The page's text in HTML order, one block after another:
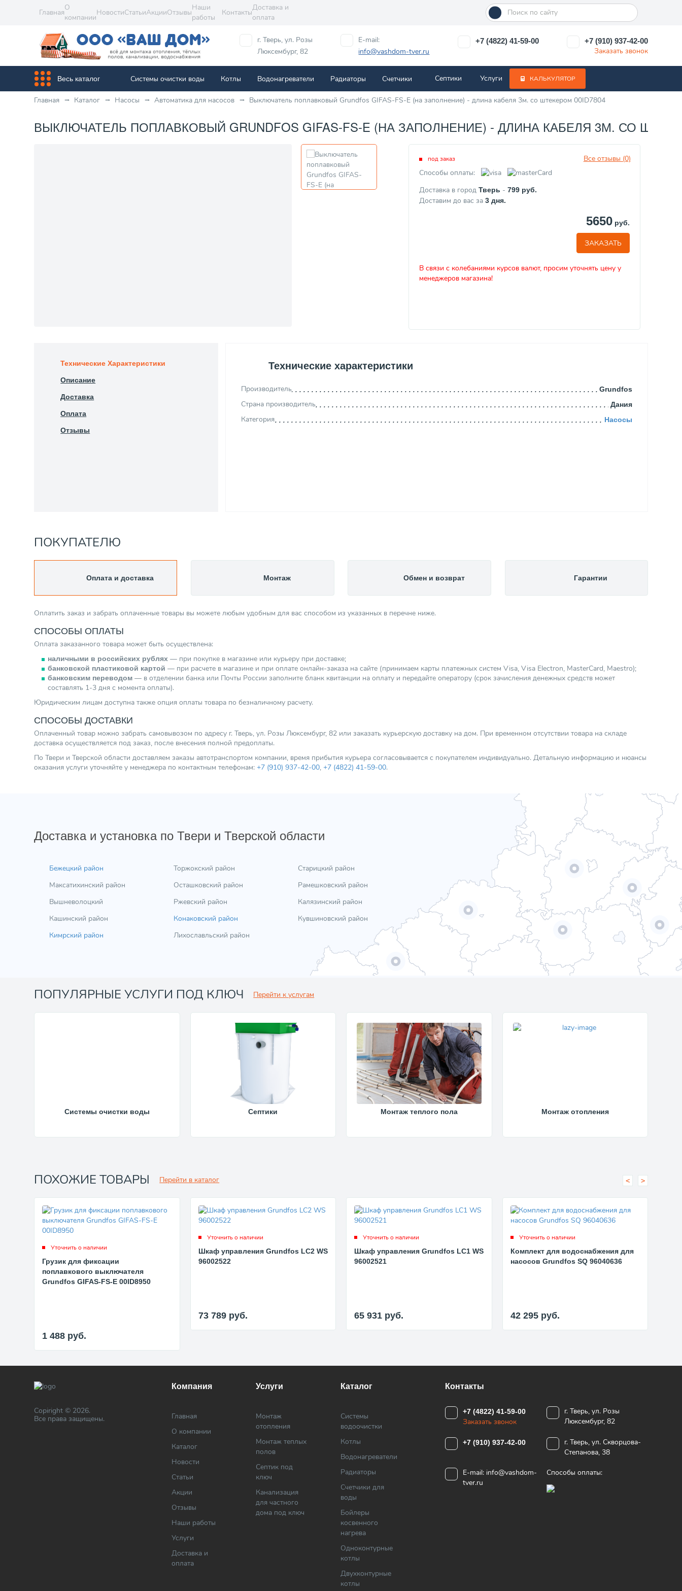
Главная
О
компании
НовостиСтатьиАкцииОтзывы
Наши
работы
Контакты
Доставка и
оплата
г. Тверь, ул. Розы
Люксембург, 82
E-mail:
info@vashdom-tver.ru
+7 (4822) 41-59-00 +7 (910) 937-42-00
Заказать звонок
Весь каталог Системы очистки воды Котлы Водонагреватели Радиаторы Cчетчики Септики Услуги КАЛЬКУЛЯТОР
Главная Каталог Насосы Автоматика для насосов Выключатель поплавковый Grundfos GIFAS-FS-E (на заполнение) - длина кабеля 3м. со штекером 00ID7804
ВЫКЛЮЧАТЕЛЬ ПОПЛАВКОВЫЙ GRUNDFOS GIFAS-FS-E (НА ЗАПОЛНЕНИЕ) - ДЛИНА КАБЕЛЯ 3М. СО
Все отзывы (0)
под заказ
Способы оплаты:
Доставка в город Тверь - 799 руб.
Доставим до вас за 3 дня.
5650руб.
ЗАКАЗАТЬ
В связи с колебаниями курсов валют, просим уточнять цену у
менеджеров магазина!
Технические Характеристики Технические характеристики
Производитель Grundfos
Страна производитель Дания
Категория Насосы
Описание
Доставка
Оплата
Отзывы
ПОКУПАТЕЛЮ
Оплата и доставка
Оплатить заказ и забрать оплаченные товары вы можете любым удобным для вас способом из указанных в перечне ниже.
СПОСОБЫ ОПЛАТЫ
Оплата заказанного товара может быть осуществлена:
наличными в российских рублях — при покупке в магазине или курьеру при доставке;
банковской пластиковой картой — при расчете в магазине и при оплате онлайн-заказа на сайте (принимаем карты платежных систем Visa, Visa Electron, MasterCard, Maestro);
банковским переводом — в отделении банка или Почты России заполните бланк квитанции на оплату и передайте оператору (срок зачисления денежных средств может
составлять 1-3 дня с момента оплаты).
Юридическим лицам доступна также опция оплаты товара по безналичному расчету.
СПОСОБЫ ДОСТАВКИ
Оплаченный товар можно забрать самовывозом по адресу г. Тверь, ул. Розы Люксембург, 82 или заказать курьерскую доставку на дом. При временном отсутствии товара на складе
доставка осуществляется под заказ, после внесения полной предоплаты.
По Твери и Тверской области доставляем заказы автотранспортом компании, время прибытия курьера согласовывается с покупателем индивидуально. Детальную информацию и нюансы
оказания услуги уточняйте у менеджера по контактным телефонам: +7 (910) 937-42-00, +7 (4822) 41-59-00.
Монтаж Обмен и возврат Гарантии
Доставка и установка по Твери и Тверской области
Бежецкий район
Максатихинский район
Вышневолоцкий
Кашинский район
Кимрский район
Торжокский район
Осташковский район
Ржевский район
Конаковский район
Лихославльский район
Старицкий район
Рамешковский район
Калязинский район
Кувшиновский район
ПОПУЛЯРНЫЕ УСЛУГИ ПОД КЛЮЧ Перейти к услугам
Системы очистки воды Септики Монтаж теплого пола Монтаж отопления
ПОХОЖИЕ ТОВАРЫ Перейти в каталог
Уточнить о наличии
Грузик для фиксации
поплавкового выключателя
Grundfos GIFAS-FS-E 00ID8950
1 488 руб.
Уточнить о наличии
Шкаф управления Grundfos LC2 WS
96002522
73 789 руб.
Уточнить о наличии
Шкаф управления Grundfos LC1 WS
96002521
65 931 руб.
Уточнить о наличии
Комплект для водоснабжения для
насосов Grundfos SQ 96040636
42 295 руб.
< >
Copiright © 2026.
Все права защищены.
Компания
Главная
О компании
Каталог
Новости
Статьи
Акции
Отзывы
Наши работы
Услуги
Доставка и
оплата
Услуги
Монтаж
отопления
Монтаж теплых
полов
Септик под
ключ
Канализация
для частного
дома под ключ
Каталог
Системы
водоочистки
Котлы
Водонагреватели
Радиаторы
Cчетчики для
воды
Бойлеры
косвенного
нагрева
Одноконтурные
котлы
Двухконтурные
котлы
Контакты
+7 (4822) 41-59-00
Заказать звонок
г. Тверь, ул. Розы
Люксембург, 82
+7 (910) 937-42-00
г. Тверь, ул. Скворцова-
Степанова, 38
E-mail: info@vashdom-
tver.ru
Способы оплаты: